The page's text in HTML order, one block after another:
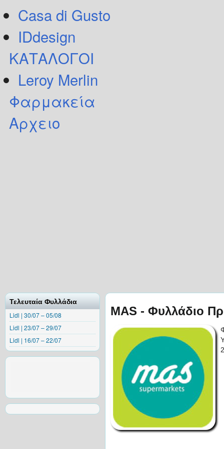
Casa di Gusto
IDdesign
ΚΑΤΑΛΟΓΟΙ
Leroy Merlin
Φαρμακεία
Αρχειο
Τελευταία Φυλλάδια
Lidl | 30/07 – 05/08
Lidl | 23/07 – 29/07
Lidl | 16/07 – 22/07
MAS - Φυλλάδιο